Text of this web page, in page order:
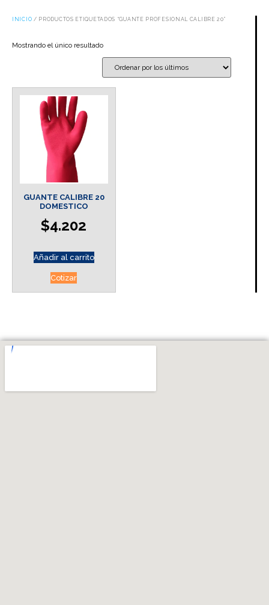
INICIO / PRODUCTOS ETIQUETADOS “GUANTE PROFESIONAL CALIBRE 20”
Mostrando el único resultado
GUANTE CALIBRE 20
DOMESTICO
$4.202
Añadir al carrito
Cotizar